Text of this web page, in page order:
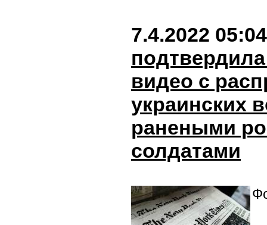
7.4.2022 05:04
видео с
украинских
ранеными
солдатами